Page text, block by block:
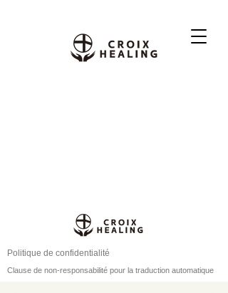
Politique de confidentialité
Clause de non-responsabilité pour la traduction automatique